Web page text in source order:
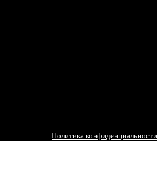
Политика конфиденциальности